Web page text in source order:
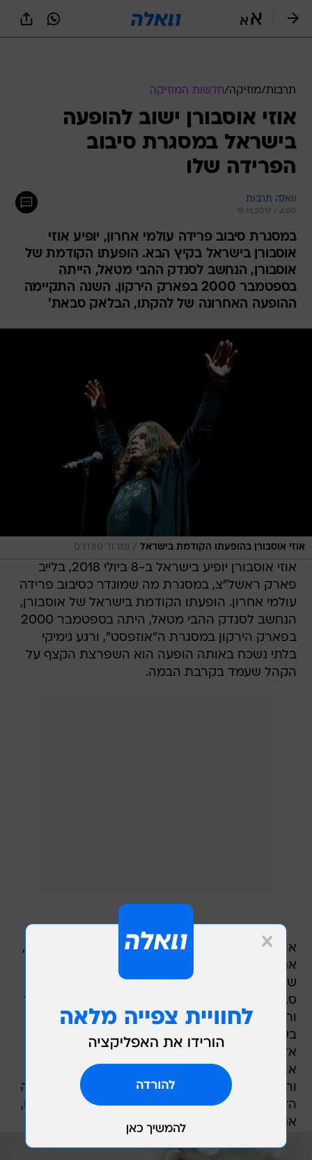
תרבות/מוזיקה/חדשות המוזיקה
אוזי אוסבורן ישוב להופעה
בישראל במסגרת סיבוב
הפרידה שלו
וואלה תרבות
19.11.2017 / 4:00
במסגרת סיבוב פרידה עולמי אחרון, יופיע אוזי
אוסבורן בישראל בקיץ הבא. הופעתו הקודמת של
אוסבורן, הנחשב לסנדק ההבי מטאל, הייתה
בספטמבר 2000 בפארק הירקון. השנה התקיימה
ההופעה האחרונה של להקתו, הבלאק סבאת'
אוזי אוסבורן בהופעתו הקודמת בישראל / נמרוד סונדרס
אוזי אוסבורן יופיע בישראל ב-8 ביולי 2018, בלייב
פארק ראשל"צ, במסגרת מה שמוגדר כסיבוב פרידה
עולמי אחרון. הופעתו הקודמת בישראל של אוסבורן,
הנחשב לסנדק ההבי מטאל, היתה בספטמבר 2000
בפארק הירקון במסגרת ה"אוזפסט", ורגע גימיקי
בלתי נשכח באותה הופעה הוא השפרצת הקצף על
הקהל שעמד בקרבת הבמה.
אוסבורן נולד בשם ג'ון מייקל אוסבורן, בברמינגהאם,
שנות השבעים כסולן להקת ההבי-מטאל בלק
סבאת', הנחשבת לאחת הלהקות שייסדו את הז'אנר
והשפיעו עליו יותר מכל. אוסבורן פוטר מהלהקה
אלבומי אולפן. בשנת 1998 התאחדה הלהקה עם
והתאחדה איתו שוב בנובמבר 2011. בפברואר השנה
הלהקה קיימה את הופעתה האחרונה, בברמינגהאם,
אנגליה.